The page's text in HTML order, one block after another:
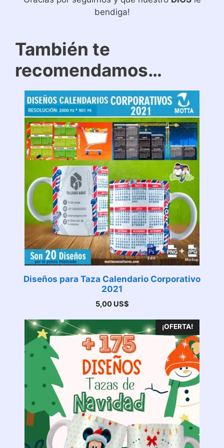
bendiga!
También te
recomendamos…
Diseños para Taza Calendario Corporativo
2021
5,00 US$
¡OFERTA!